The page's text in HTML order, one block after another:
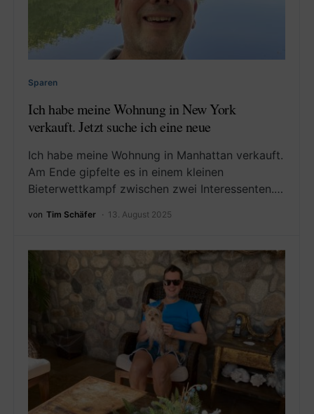
Sparen
Ich habe meine Wohnung in New York
verkauft. Jetzt suche ich eine neue
Ich habe meine Wohnung in Manhattan verkauft.
Am Ende gipfelte es in einem kleinen
Bieterwettkampf zwischen zwei Interessenten.…
von Tim Schäfer 13. August 2025